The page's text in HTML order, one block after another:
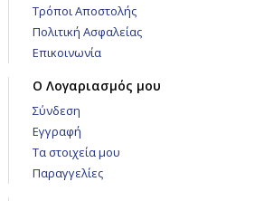
Τρόποι Αποστολής
Πολιτική Ασφαλείας
Επικοινωνία
Ο Λογαριασμός μου
Σύνδεση
Εγγραφή
Τα στοιχεία μου
Παραγγελίες